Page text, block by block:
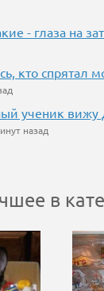
- глаза на
кто спрятал
ученик вижу
назад
в